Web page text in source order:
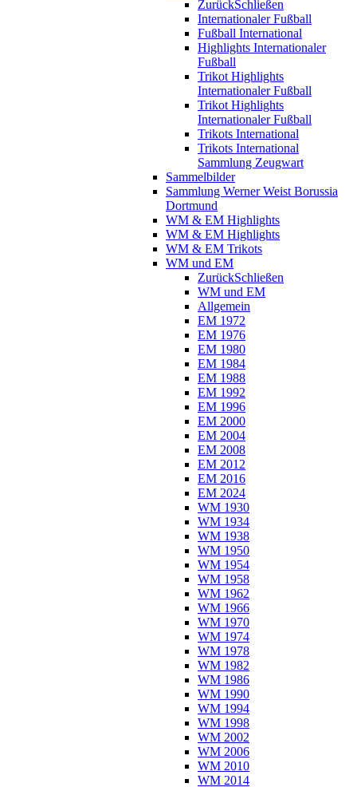
ZurückSchließen
Internationaler Fußball
Fußball International
Highlights Internationaler
Fußball
Trikot Highlights
Internationaler Fußball
Trikot Highlights
Internationaler Fußball
Trikots International
Trikots International
Sammlung Zeugwart
Sammelbilder
Sammlung Werner Weist Borussia
Dortmund
WM & EM Highlights
WM & EM Highlights
WM & EM Trikots
WM und EM
ZurückSchließen
WM und EM
Allgemein
EM 1972
EM 1976
EM 1980
EM 1984
EM 1988
EM 1992
EM 1996
EM 2000
EM 2004
EM 2008
EM 2012
EM 2016
EM 2024
WM 1930
WM 1934
WM 1938
WM 1950
WM 1954
WM 1958
WM 1962
WM 1966
WM 1970
WM 1974
WM 1978
WM 1982
WM 1986
WM 1990
WM 1994
WM 1998
WM 2002
WM 2006
WM 2010
WM 2014